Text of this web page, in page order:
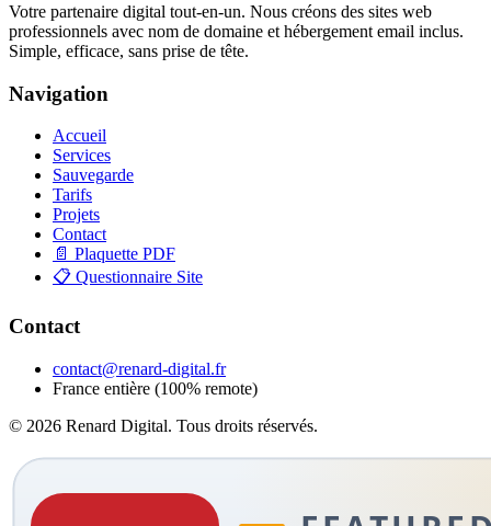
Votre partenaire digital tout-en-un. Nous créons des sites web
professionnels avec nom de domaine et hébergement email inclus.
Simple, efficace, sans prise de tête.
Navigation
Accueil
Services
Sauvegarde
Tarifs
Projets
Contact
📄 Plaquette PDF
📋 Questionnaire Site
Contact
contact@renard-digital.fr
France entière (100% remote)
© 2026 Renard Digital. Tous droits réservés.